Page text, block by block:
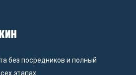
без посредников и полный
этапах.